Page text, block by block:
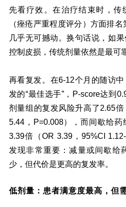
先看疗效。在治疗结束时，传
（痤疮严重程度评分）方面排名
几乎无可撼动。换句话说，如
控制皮损，传统剂量依然是最可
再看复发。在6-12个月的随访
发的“最佳选手”，P-score达到
剂量组的复发风险升高了2.65
5.44，P=0.008），而间歇给
3.39倍（OR 3.39，95%CI
发现非常重要：减量或间歇给
少，但代价是更高的复发率。
低剂量：患者满意度最高，但